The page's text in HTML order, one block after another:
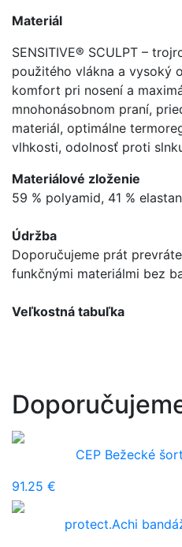
Materiál
SENSITIVE® SCULPT –
použitého vlákna a vysoký
komfort pri nosení a
mnohonásobnom praní,
materiál, optimálne
vlhkosti, odolnosť proti
Materiálové zloženie
59 % polyamid, 41 %
Údržba
Doporučujeme prát
funkčnými materiálmi bez
Veľkostná tabuľka
CEP Bežecké
91.25 €
protect.Achi